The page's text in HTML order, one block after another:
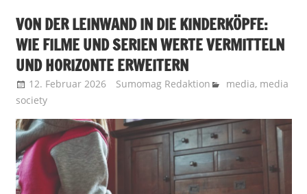
VON DER LEINWAND IN DIE KINDERKÖPFE:
WIE FILME UND SERIEN WERTE VERMITTELN
UND HORIZONTE ERWEITERN
12. Februar 2026 Sumomag Redaktion media, media
society